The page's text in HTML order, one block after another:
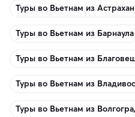
Туры во Вьетнам из
Туры во Вьетнам из Барнаула
Туры во Вьетнам из
Туры во Вьетнам из
Туры во Вьетнам из